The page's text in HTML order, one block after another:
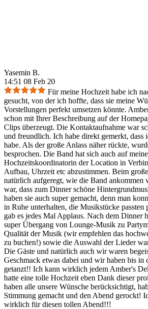
Yasemin B.
14:51 08 Feb 20
Für meine Hochzeit habe ich
gesucht, von der ich hoffte, dass sie meine
Vorstellungen perfekt umsetzen könnte.
schon mit Ihrer Beschreibung auf der
Clips überzeugt. Die Kontaktaufnahme war
und freundlich. Ich habe direkt gemerkt, dass
habe. Als der große Anlass näher rückte,
besprochen. Die Band hat sich auch auf
Hochzeitskoordinatorin der Location in
Aufbau, Uhrzeit etc abzustimmen. Beim
natürlich aufgeregt, wie die Band ankommen
war, dass zum Dinner schöne
haben sie auch super gemacht, denn man
in Ruhe unterhalten, die Musikstücke passten
gab es jedes Mal Applaus. Nach dem Dinner
super Übergang von Lounge-Musik zu
Qualität der Musik (wir empfehlen das
zu buchen!) sowie die Auswahl der Lieder
Die Gäste und natürlich auch wir waren
Geschmack etwas dabei und wir haben bis in
getanzt!! Ich kann wirklich jedem Amber's
hatte eine tolle Hochzeit eben Dank dieser
haben alle unsere Wünsche berücksichtigt,
Stimmung gemacht und den Abend gerockt!
wirklich für diesen tollen Abend!!!